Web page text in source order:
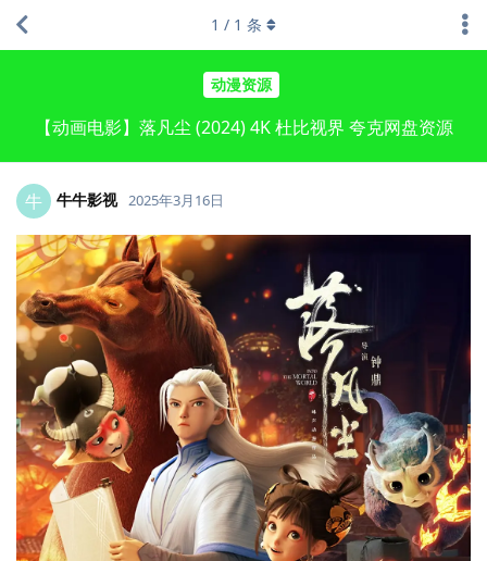
动漫资源
【动画电影】落凡尘 (2024) 4K 杜比视界 夸克网盘资源
1 / 1 条
牛 牛牛影视 2025年3月16日